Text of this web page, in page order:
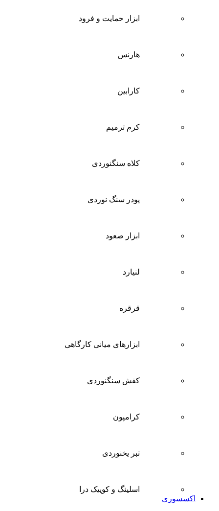
ابزار حمایت و فرود
هارنس
کارابین
کرم ترمیم
کلاه سنگنوردی
پودر سنگ نوردی
ابزار صعود
لنیارد
قرقره
ابزارهای میانی کارگاهی
کفش سنگنوردی
کرامپون
تبر یخنوردی
اسلینگ و کوییک درا
اکسسوری